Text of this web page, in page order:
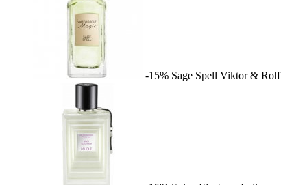
-15% Sage Spell Viktor & Rolf